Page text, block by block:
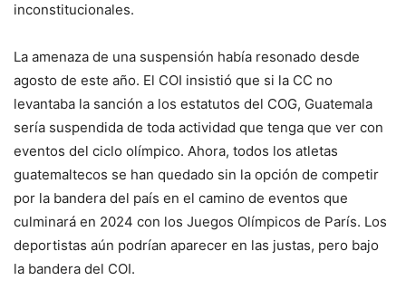
inconstitucionales.
La amenaza de una suspensión había resonado desde
agosto de este año. El COI insistió que si la CC no
levantaba la sanción a los estatutos del COG, Guatemala
sería suspendida de toda actividad que tenga que ver con
eventos del ciclo olímpico. Ahora, todos los atletas
guatemaltecos se han quedado sin la opción de competir
por la bandera del país en el camino de eventos que
culminará en 2024 con los Juegos Olímpicos de París. Los
deportistas aún podrían aparecer en las justas, pero bajo
la bandera del COI.